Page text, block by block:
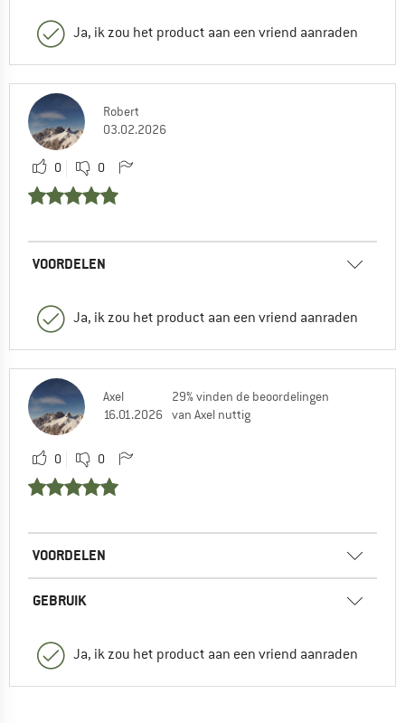
Ja, ik zou het product aan een vriend aanraden
Robert
03.02.2026
0 0
VOORDELEN
Ja, ik zou het product aan een vriend aanraden
Axel
16.01.2026
29% vinden de beoordelingen
van Axel nuttig
0 0
VOORDELEN
GEBRUIK
Ja, ik zou het product aan een vriend aanraden